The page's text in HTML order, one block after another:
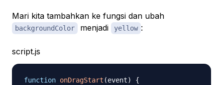
Mari kita tambahkan ke fungsi dan ubah
backgroundColor menjadi yellow :
script.js
function onDragStart (event)
{